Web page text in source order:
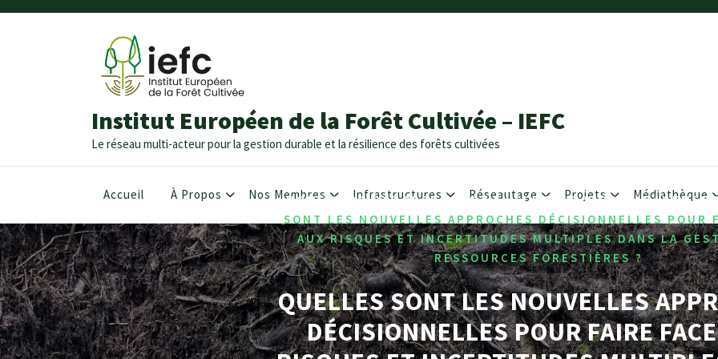
Institut Européen de la Forêt Cultivée – IEFC
Le réseau multi-acteur pour la gestion durable et la résilience des forêts cultivées
Accueil À Propos Nos Membres Infrastructures Réseautage Projets Médiathèque
HOME /2022 OCTOBER, IEFC NEWSLETTER,RISK
SONT LES NOUVELLES APPROCHES DÉCISIONNELLES POUR
AUX RISQUES ET INCERTITUDES MULTIPLES DANS LA
RESSOURCES FORESTIÈRES ?
QUELLES SONT LES NOUVELLES
DÉCISIONNELLES POUR FAIRE